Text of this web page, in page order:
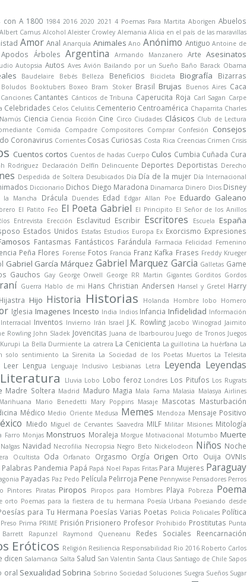
con A 1800 1984 2016 2020 2021 4 Poemas Para Martita Aborigen Abuelos
Albert Camus Alcohol Aleister Crowley Alemania Alicia en el país de las maravillas
Amor Anal Anarquía Animales Ano Anónimo Antiguo Antoine de
Apodos Árboles Argentina Armando Manzanero Arte Asesinatos
Autopsia Autos Aves Avión Bailando por un Sueño Baño Barack Obama
Baudelaire Bebés Belleza Beneficios Bicicleta Biografía Bizarras
Boludos Booktubers Boxeo Bram Stoker Brasil Brujas Buenos Aires Caca
Canciones Cantantes Cánticos de Tribuna Caperucita Roja Carl Sagan Carpe
Celebridades Celos Celulitis Cementerio Centroamérica Chaparrita Charles
Ciencia Ciencia Ficción Cine Circo Ciudades Clásicos Club de Lectura
Comida Compadre Compositores Comprar Confesión Consejos
Coronavirus Corrientes Cosas Curiosas Costa Rica Creencias Crimen Crisis
Cuentos cortos Cuentos de hadas Cuerpo Culos Cumbia Cuñada Cura
Rodriguez Declaración Delfín Delincuente Deportes Deportistas Derecho
Despedida de Soltera Desubicados Día Día de la mujer Día Internacional
Diccionario Dichos Diego Maradona Dinamarca Dinero Dios Disney
Mancha Drácula Duendes Edad Edgar Allan Poe Eduardo Galeano
El Patito Feo El Poeta Gabriel El Principito El Señor de los Anillos
Entrevista Erección Esclavitud Escribir Escritores Escuela España
Estados Unidos Estafas Estudios Europa Ex Exorcismo Expresiones
Fantasmas Fantásticos Farándula Farmacia Felicidad Femenino
Peña Flores Forense Fotos Francia Franz Kafka Frases Freddy Krueger
Gabriel García Márquez Gabriel Marquez Garcia Galletas Game
Gauchos Gay George Orwell George RR Martin Gigantes Gorditos Gordos
Guerra Hablo de mi Hans Christian Andersen Hansel y Gretel Harry
Hijastra Hijo Historia Historias Holanda Hombre lobo
Homero
Iglesia Imagenes Incesto India Indios Infancia Infidelidad Información
Interracial Inventos Invierno Irán Israel J.K. Rowling Jacobo Winograd Jaimito
Rowling John Sladek Jovencitas Juana de Ibarbourou Juego de Tronos Juegos
Kurupi La Bella Durmiente La catrera La Cenicienta La guillotina La huérfana La
solo sentimiento La Sirenita La Sociedad de los Poetas Muertos La Telesita
Leer Lengua Lenguaje Inclusivo Lesbianas Letra Leyenda Leyendas
Literatura Lluvia Lobo Lobo feroz Londres Los Pitufos Los Rugrats
Madre Soltera Madrid Maduro Magia Mala Fama Malasia Malasya Airlines
Marihuana Mario Benedetti Mary Poppins Masaje Mascotas Masturbación
Médico Medio Oriente Medusa Memes Mendoza Mensaje Positivo
Miedo Miguel de Cervantes Saavedra MILF Militar Misiones Mitología
Farro Monjas Monstruos Moraleja Morgue Motivacional Motumbo Muerte
Nalgas Navidad Necrofilia Necropsia Negro Beto Nickelodeon Niños Noche
Ocultista Oda Orfanato Orgasmo Orgía Origen Orto Ouija OVNIs
Palabras Pandemia Papá Papá Noel Papas Fritas Para Mujeres Paraguay
Payadas Paz Pedo Película Pelirroja Pene Pennywise Pensadores Perros
Pintores Piratas Piropos Piropos para Hombres Playa Pobreza Poema
orto Poemas para la fiestera de tu hermana Poesía Urbana Poesiando desde
para Tu Hermana Poesías Varias Poetas Policía Policiales Política
Preso Prima PRIME Prisión Prisionero Profesor Prohibido Prostitutas Punta
Barrett Rapunzel Raymond Queneanu Redes Sociales Reencarnación
Eróticos Religión Resiliencia Responsabilidad Rio 2016 Roberto Carlos
dicen Salamanca Salta Salud San Valentin Santa Claus Santiago de Chile Sapos
oral Sexualidad Sobrina Sobrino Sociedad Soluciones Suegra Sueños Sugar